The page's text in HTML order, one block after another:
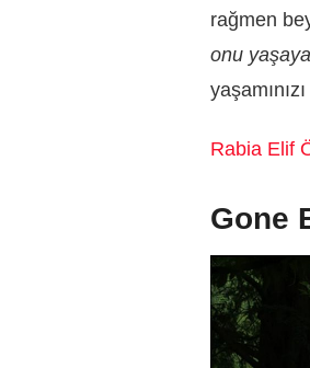
rağmen
onu
Rabia Elif
Gone